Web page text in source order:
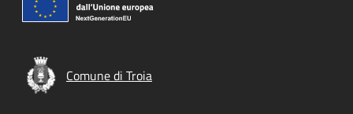
Comune di Troia